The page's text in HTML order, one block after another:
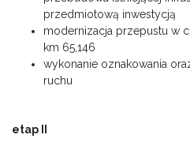
przedmiotową inwestycją
modernizacja przepustu w
km 65,146
wykonanie oznakowania
ruchu
etap II